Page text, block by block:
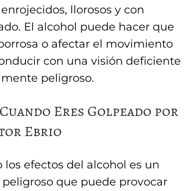
llorosos y con
El alcohol puede hacer que
o afectar el movimiento
con una visión deficiente
peligroso.
Eres Golpeado por
Ebrio
los efectos del alcohol es un
que puede provocar